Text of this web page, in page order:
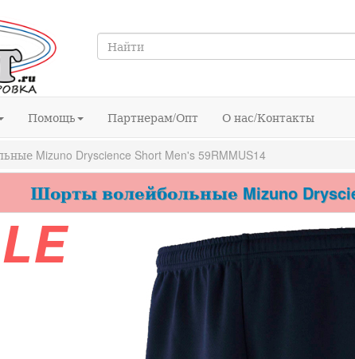
Помощь Партнерам/Опт О нас/Контакты
Mizuno Dryscience Short Men's 59RMMUS14
Шорты волейбольные Mizuno